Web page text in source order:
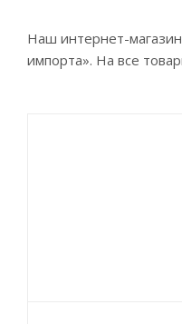
Наш интернет-
импорта». На все